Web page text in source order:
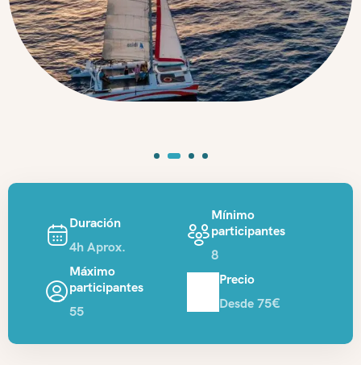
Duración
4h Aprox.
Mínimo
participantes
8
Máximo
participantes
55
Precio
Desde 75€